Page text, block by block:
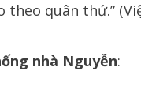
theo quân thứ.”
nhà Nguyễn: